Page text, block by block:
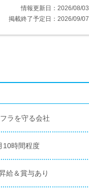
情報更新日：2026/08/03
掲載終了予定日：2026/09/07
ラを守る会社
10時間程度
給＆賞与あり